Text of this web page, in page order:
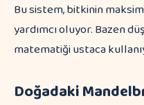
Bu sistem, bitkinin
yardımcı oluyor. Bazen
matematiği ustaca
Doğadaki